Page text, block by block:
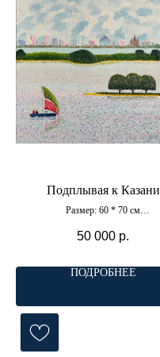
Подплывая к Казани
Размер: 60 * 70 см
50 000 р.
ПОДРОБНЕЕ